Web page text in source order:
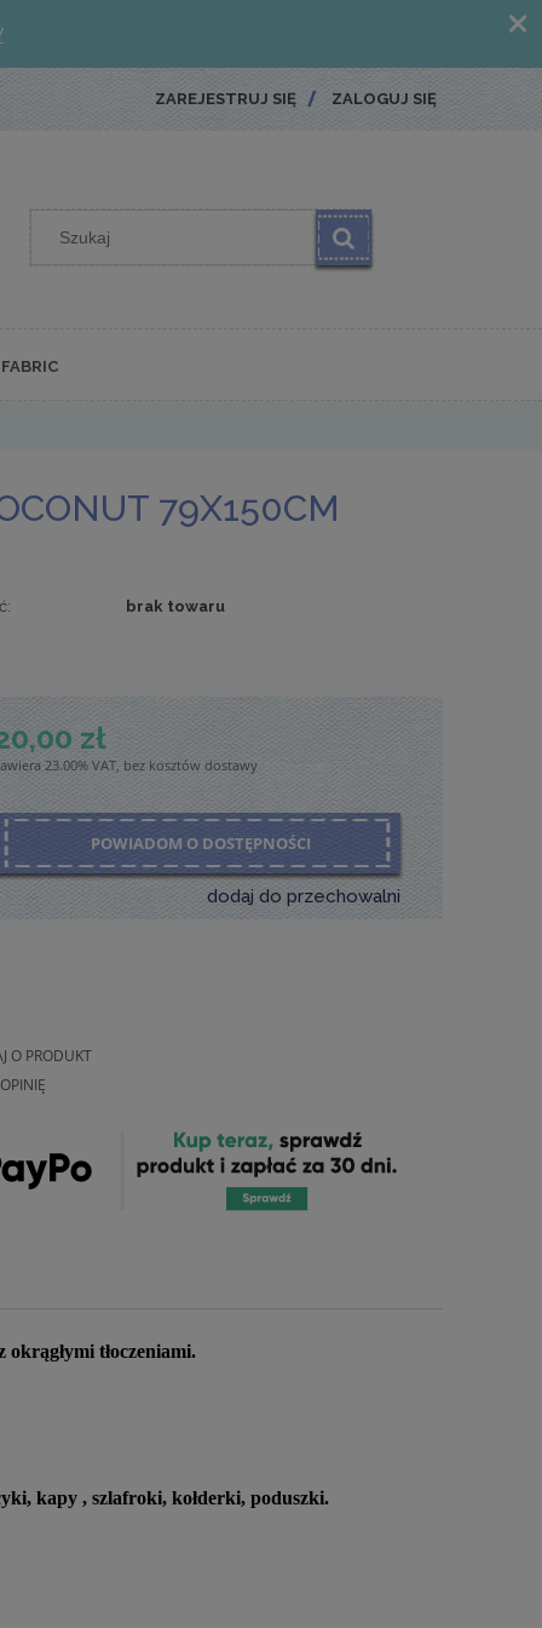
ZAREJESTRUJ SIĘ ZALOGUJ SIĘ
79X150CM
brak towaru
zł
23.00% VAT, bez kosztów dostawy
POWIADOM O DOSTĘPNOŚCI
dodaj do przechowalni
O PRODUKT
tłoczeniami.
kapy , szlafroki, kołderki, poduszki.